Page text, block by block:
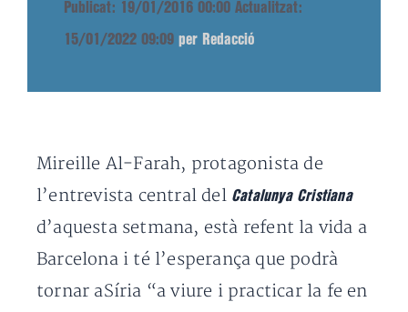
Publicat: 19/01/2016 00:00 Actualitzat:
15/01/2022 09:09 per Redacció
Mireille Al-Farah, protagonista de
l’entrevista central del Catalunya Cristiana
d’aquesta setmana, està refent la vida a
Barcelona i té l’esperança que podrà
tornar aSíria “a viure i practicar la fe en